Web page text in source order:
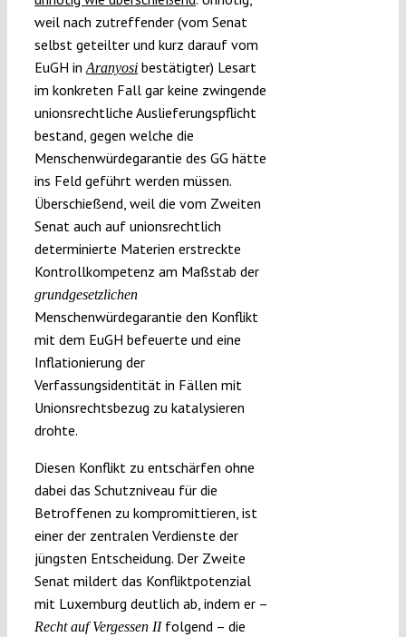
weil nach zutreffender (vom Senat
selbst geteilter und kurz darauf vom
EuGH inAranyosibestätigter) Lesart
im konkreten Fall gar keine zwingende
unionsrechtliche Auslieferungspflicht
bestand, gegen welche die
Menschenwürdegarantie des GG hätte
ins Feld geführt werden müssen.
Überschießend, weil die vom Zweiten
Senat auch auf unionsrechtlich
determinierte Materien erstreckte
Kontrollkompetenz am Maßstab der
grundgesetzlichen
Menschenwürdegarantie den Konflikt
mit dem EuGH befeuerte und eine
Inflationierung der
Verfassungsidentität in Fällen mit
Unionsrechtsbezug zu katalysieren
drohte.
Diesen Konflikt zu entschärfen ohne
dabei das Schutzniveau für die
Betroffenen zu kompromittieren, ist
einer der zentralen Verdienste der
jüngsten Entscheidung. Der Zweite
Senat mildert das Konfliktpotenzial
mit Luxemburg deutlich ab, indem er –
Recht auf Vergessen IIfolgend – die